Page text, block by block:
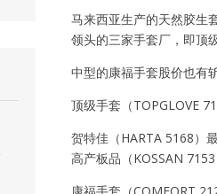
马来西亚生产的天然胶生
领头的三家手套厂，即顶
中型的康福手套股价也有
顶级手套（TOPGLOVE
贺特佳（HARTA 5168）
高产板品（KOSSAN